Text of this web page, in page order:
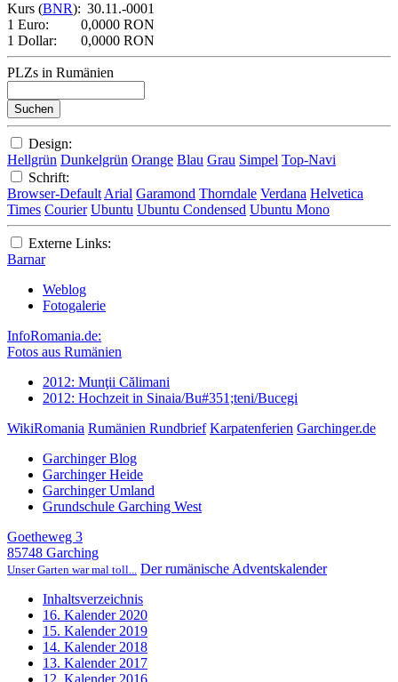
Kurs (BNR): 30.11.-0001
1 Euro:
0,0000 RON
1 Dollar:
0,0000 RON
PLZs in Rumänien
Design:
Hellgrün Dunkelgrün Orange Blau Grau Simpel Top-Navi
Schrift:
Browser-Default Arial Garamond Thorndale Verdana Helvetica
Times Courier Ubuntu Ubuntu Condensed Ubuntu Mono
Externe Links:
Barnar
Weblog
Fotogalerie
InfoRomania.de:
Fotos aus Rumänien
2012: Munţii Călimani
2012: Hochzeit in Sinaia/Bu#351;teni/Bucegi
WikiRomania Rumänien Rundbrief Karpatenferien Garchinger.de
Garchinger Blog
Garchinger Heide
Garchinger Umland
Grundschule Garching West
Goetheweg 3
85748 Garching
Unser Garten war mal toll... Der rumänische Adventskalender
Inhaltsverzeichnis
16. Kalender 2020
15. Kalender 2019
14. Kalender 2018
13. Kalender 2017